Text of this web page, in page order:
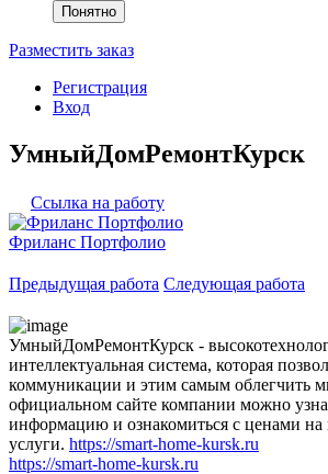
Понятно
Разместить заказ
Регистрация
Вход
УмныйДомРемонтКурск
Ссылка на работу
Фриланс Портфолио
Предыдущая работа Следующая работа
УмныйДомРемонтКурск -
интеллектуальная система, которая
коммуникации и этим самым облегчить
официальном сайте компании можно
информацию и ознакомиться с ценами на
услуги. https://smart-home-kursk.ru
https://smart-home-kursk.ru